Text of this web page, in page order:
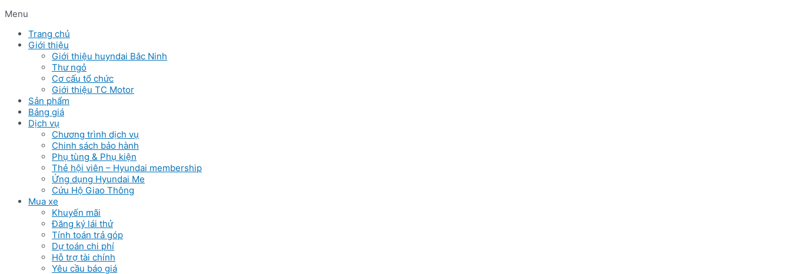
Menu
Trang chủ
Giới thiệu
Giới thiệu huyndai Bắc Ninh
Thư ngỏ
Cơ cấu tổ chức
Giới thiệu TC Motor
Sản phẩm
Bảng giá
Dịch vụ
Chương trình dịch vụ
Chinh sách bảo hành
Phụ tùng & Phụ kiện
Thẻ hội viên – Hyundai membership
Ứng dụng Hyundai Me
Cứu Hộ Giao Thông
Mua xe
Khuyến mãi
Đăng ký lái thử
Tính toán trả góp
Dự toán chi phí
Hỗ trợ tài chính
Yêu cầu báo giá